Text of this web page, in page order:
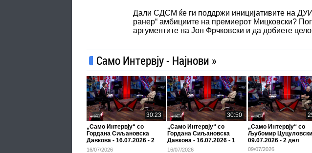
Дали СДСМ ќе ги поддржи иницијативите на
ранер“ амбициите на премиерот Мицковски?
аргументите на Јон Фрчковски и да добиете
Само Интервју - Најнови »
30:23
„Само Интервју“ со
Гордана Сиљановска
Давкова - 16.07.2026 - 2
дел
16/07/2026
30:50
„Само Интервју“ со
Гордана Сиљановска
Давкова - 16.07.2026 - 1
дел
16/07/2026
„Само Интервју“ со
Љубомир
09.07.2026 - 2 дел
09/07/2026